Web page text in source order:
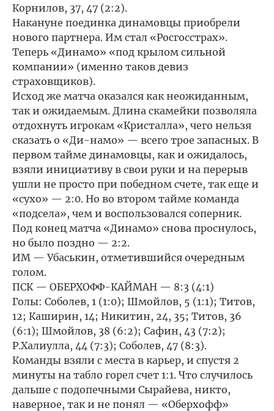
Корнилов, 37, 47 (2:2).
Накануне поединка динамовцы приобрели
нового партнера. Им стал «Росгосстрах».
Теперь «Динамо» «под крылом сильной
компании» (именно таков девиз
страховщиков).
Исход же матча оказался как неожиданным,
так и ожидаемым. Длина скамейки позволяла
отдохнуть игрокам «Кристалла», чего нельзя
сказать о «Ди-намо» — всего трое запасных. В
первом тайме динамовцы, как и ожидалось,
взяли инициативу в свои руки и на перерыв
ушли не просто при победном счете, так еще и
«сухо» — 2:0. Но во втором тайме команда
«подсела», чем и воспользовался соперник.
Под конец матча «Динамо» снова проснулось,
но было поздно — 2:2.
ИМ — Убаськин, отметившийся очередным
голом.
ПСК — ОБЕРХОФФ-КАЙМАН — 8:3 (4:1)
Голы: Соболев, 1 (1:0); Шмойлов, 5 (1:1); Титов,
12; Каширин, 14; Никитин, 24, 35; Титов, 36
(6:1); Шмойлов, 38 (6:2); Сафин, 43 (7:2);
Р.Халиулла, 44 (7:3); Соболев, 47 (8:3).
Команды взяли с места в карьер, и спустя 2
минуты на табло горел счет 1:1. Что случилось
дальше с подопечными Сырайева, никто,
наверное, так и не понял — «Оберхофф»